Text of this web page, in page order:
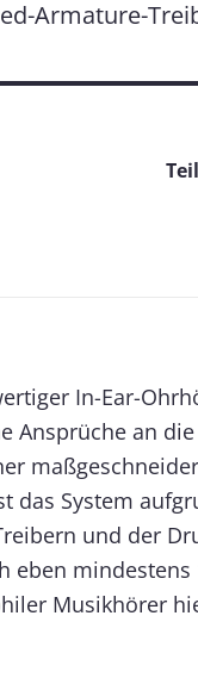
Armature-
In-Ear-
Ansprüche an
das System
und der
eben
Musikhörer